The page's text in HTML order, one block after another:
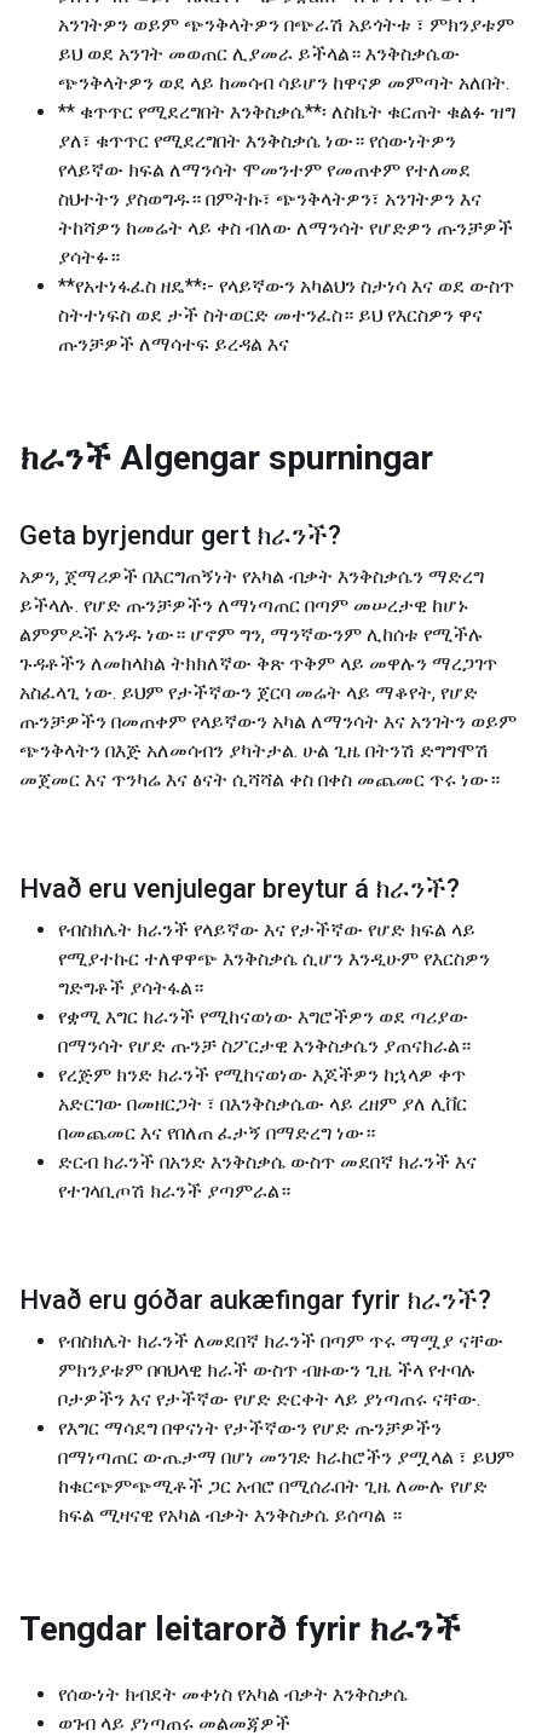
አንገትዎን ወይም ጭንቅላትዎን በጭራሽ አይጎትቱ ፣ ምክንያቱም
ይህ ወደ አንገት መወጠር ሊያመራ ይችላል። እንቅስቃሴው
ጭንቅላትዎን ወደ ላይ ከመሳብ ሳይሆን ከዋናዎ መምጣት አለበት.
** ቁጥጥር የሚደረግበት እንቅስቃሴ**፡ ለስኬት ቁርጠት ቁልፉ ዝግ
ያለ፣ ቁጥጥር የሚደረግበት እንቅስቃሴ ነው። የሰውነትዎን
የላይኛው ክፍል ለማንሳት ሞመንተም የመጠቀም የተለመደ
ስህተትን ያስወግዱ። በምትኩ፣ ጭንቅላትዎን፣ አንገትዎን እና
ትከሻዎን ከመሬት ላይ ቀስ ብለው ለማንሳት የሆድዎን ጡንቻዎች
ያሳትፉ።
**የአተነፋፈስ ዘዴ**፡- የላይኛውን አካልህን ስታነሳ እና ወደ ውስጥ
ስትተነፍስ ወደ ታች ስትወርድ መተንፈስ። ይህ የእርስዎን ዋና
ጡንቻዎች ለማሳተፍ ይረዳል እና
ክራንች Algengar spurningar
Geta byrjendur gert ክራንች?
አዎን, ጀማሪዎች በእርግጠኝነት የአካል ብቃት እንቅስቃሴን ማድረግ
ይችላሉ. የሆድ ጡንቻዎችን ለማነጣጠር በጣም መሠረታዊ ከሆኑ
ልምምዶች አንዱ ነው። ሆኖም ግን, ማንኛውንም ሊከሰቱ የሚችሉ
ጉዳቶችን ለመከላከል ትክክለኛው ቅጽ ጥቅም ላይ መዋሉን ማረጋገጥ
አስፈላጊ ነው. ይህም የታችኛውን ጀርባ መሬት ላይ ማቆየት, የሆድ
ጡንቻዎችን በመጠቀም የላይኛውን አካል ለማንሳት እና አንገትን ወይም
ጭንቅላትን በእጅ አለመሳብን ያካትታል. ሁል ጊዜ በትንሽ ድግግሞሽ
መጀመር እና ጥንካሬ እና ፅናት ሲሻሻል ቀስ በቀስ መጨመር ጥሩ ነው።
Hvað eru venjulegar breytur á ክራንች?
የብስክሌት ክራንች የላይኛው እና የታችኛው የሆድ ክፍል ላይ
የሚያተኩር ተለዋዋጭ እንቅስቃሴ ሲሆን እንዲሁም የእርስዎን
ግድግቶች ያሳትፋል።
የቋሚ እግር ክራንች የሚከናወነው እግሮችዎን ወደ ጣሪያው
በማንሳት የሆድ ጡንቻ ስፖርታዊ እንቅስቃሴን ያጠናክራል።
የረጅም ክንድ ክራንች የሚከናወነው እጆችዎን ከኋላዎ ቀጥ
አድርገው በመዘርጋት ፣ በእንቅስቃሴው ላይ ረዘም ያለ ሊቨር
በመጨመር እና የበለጠ ፈታኝ በማድረግ ነው።
ድርብ ክራንች በአንድ እንቅስቃሴ ውስጥ መደበኛ ክራንች እና
የተገላቢጦሽ ክራንች ያጣምራል።
Hvað eru góðar aukæfingar fyrir ክራንች?
የብስክሌት ክራንች ለመደበኛ ክራንች በጣም ጥሩ ማሟያ ናቸው
ምክንያቱም በባህላዊ ክራች ውስጥ ብዙውን ጊዜ ችላ የተባሉ
ቦታዎችን እና የታችኛው የሆድ ድርቀት ላይ ያነጣጠሩ ናቸው.
የእግር ማሳደግ በዋናነት የታችኛውን የሆድ ጡንቻዎችን
በማነጣጠር ውጤታማ በሆነ መንገድ ክራከሮችን ያሟላል ፣ ይህም
ከቁርጭምጭሚቶች ጋር አብሮ በሚሰራበት ጊዜ ለሙሉ የሆድ
ክፍል ሚዛናዊ የአካል ብቃት እንቅስቃሴ ይሰጣል ።
Tengdar leitarorð fyrir ክራንች
የሰውነት ክብደት መቀነስ የአካል ብቃት እንቅስቃሴ
ወገብ ላይ ያነጣጠሩ መልመጃዎች